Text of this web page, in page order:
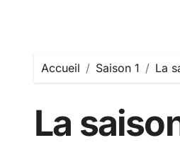
Accueil Saison 1 La
La